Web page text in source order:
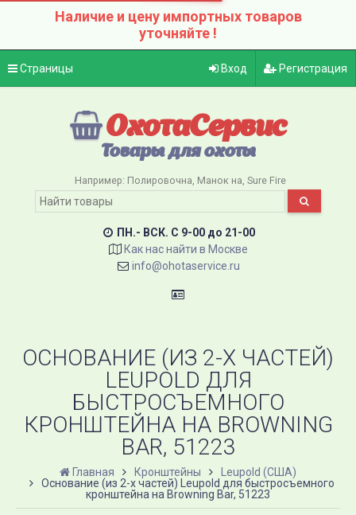
Наличие и цену импортных товаров
уточняйте !
Страницы Вход Регистрация
ОхотаСервис
Товары для охоты
Например: Полировочна Манок на Sure Fire
ПН.- ВСК. C 9-00 до 21-00
Как нас найти в Москве
info@ohotaservice.ru
ОСНОВАНИЕ (ИЗ 2-Х ЧАСТЕЙ)
LEUPOLD ДЛЯ
БЫСТРОСЪЕМНОГО
КРОНШТЕЙНА НА BROWNING
BAR, 51223
Главная Кронштейны
Leupold (США)
Основание (из 2-х частей) Leupold для быстросъемного
кронштейна на Browning Bar, 51223